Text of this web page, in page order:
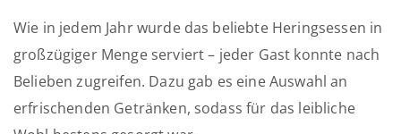
Wie in jedem Jahr wurde das beliebte Heringsessen in
großzügiger Menge serviert – jeder Gast konnte nach
Belieben zugreifen. Dazu gab es eine Auswahl an
erfrischenden Getränken, sodass für das leibliche